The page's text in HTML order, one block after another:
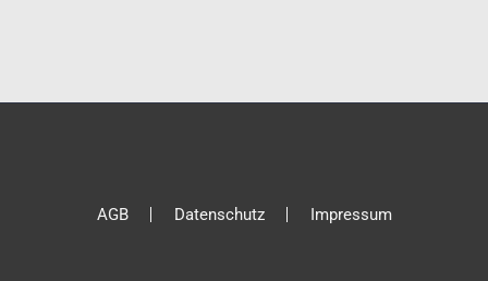
AGB Datenschutz Impressum